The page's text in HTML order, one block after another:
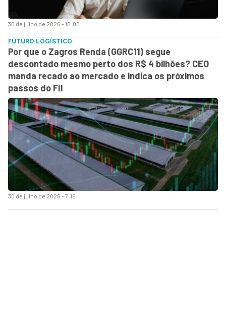
30 de julho de 2026 - 10:00
30 de julho de 2026 - 7:16
FUTURO LOGÍSTICO
Por que o Zagros Renda (GGRC11) segue
descontado mesmo perto dos R$ 4 bilhões? CEO
manda recado ao mercado e indica os próximos
passos do FII